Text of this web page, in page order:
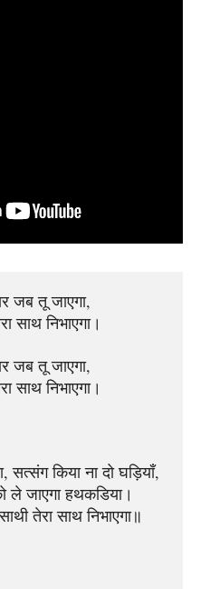
जब तू जाएगा,
साथ निभाएगा।
जब तू जाएगा,
साथ निभाएगा।
किया ना दो घड़ियाँ,
जाएगा हथकडिया।
तेरा साथ निभाएगा॥